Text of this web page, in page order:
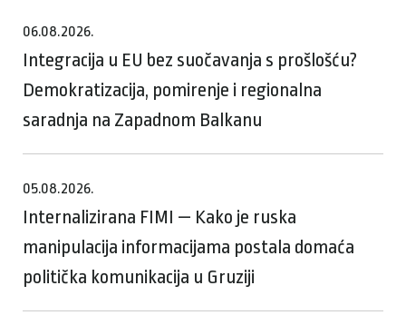
06.08.2026.
Integracija u EU bez suočavanja s prošlošću?
Demokratizacija, pomirenje i regionalna
saradnja na Zapadnom Balkanu
05.08.2026.
Internalizirana FIMI — Kako je ruska
manipulacija informacijama postala domaća
politička komunikacija u Gruziji